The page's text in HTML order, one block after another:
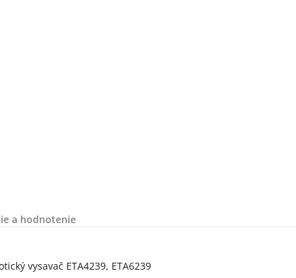
a hodnotenie
vysavač ETA4239, ETA6239